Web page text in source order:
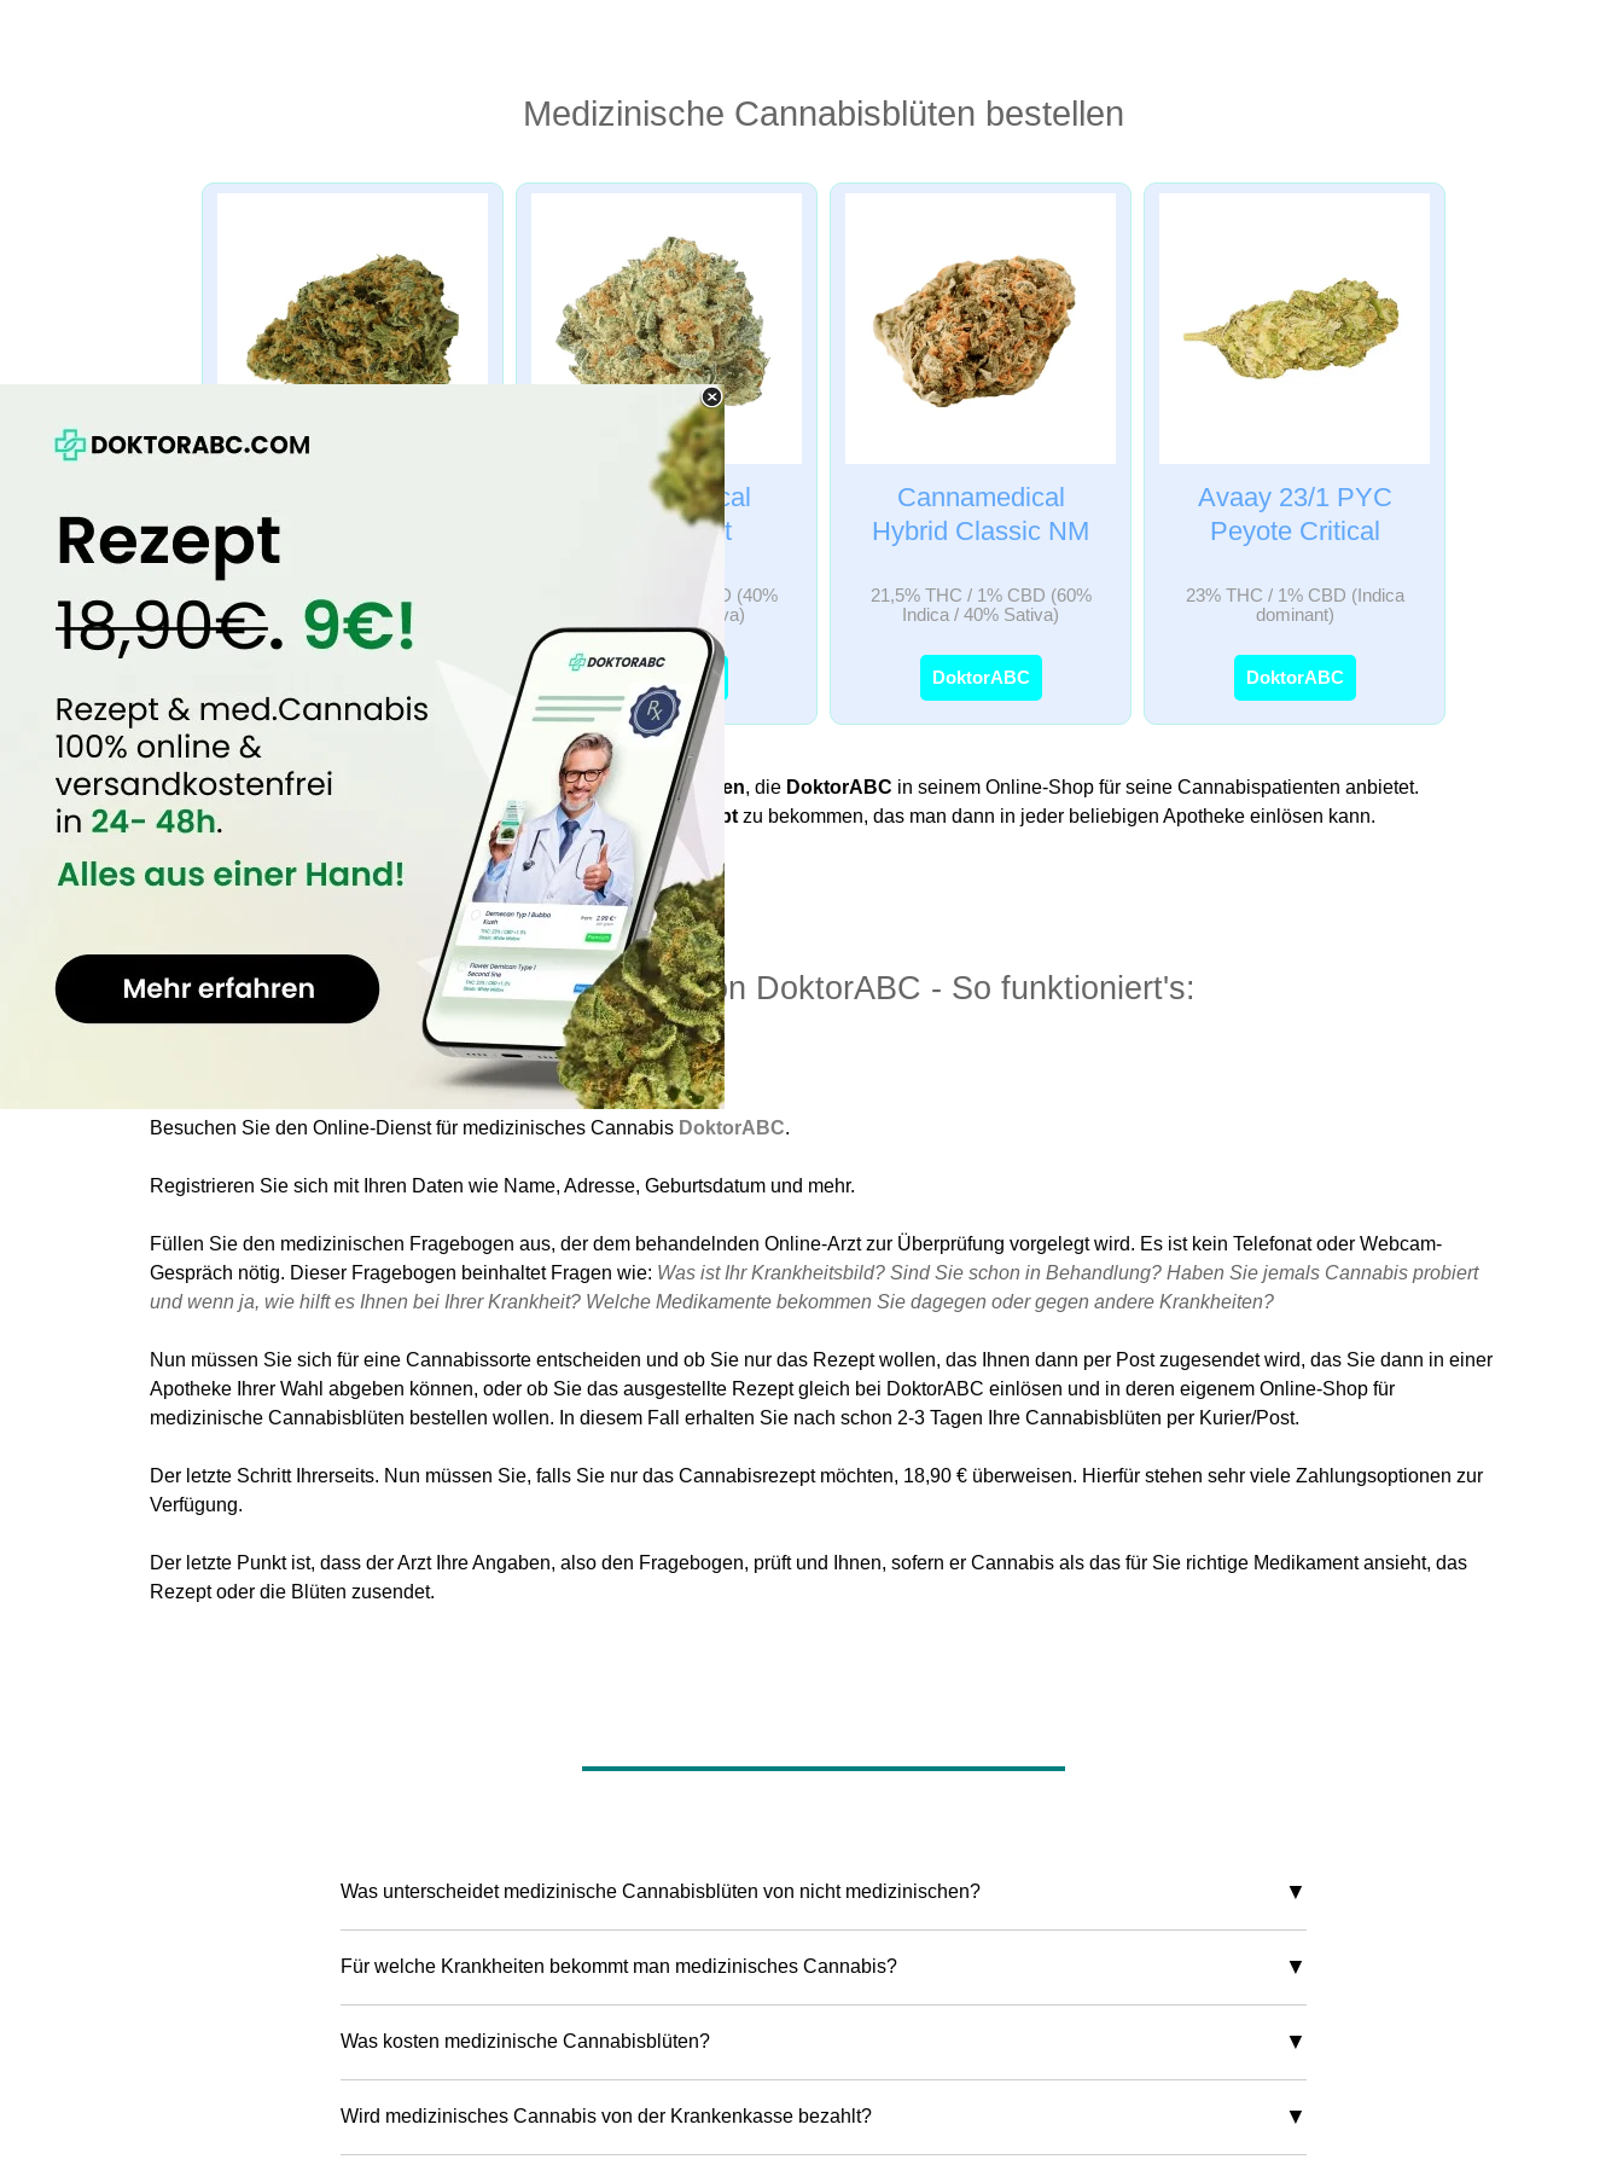
Medizinische Cannabisblüten bestellen
23% THC / 1% CBD (Indica
dominant)
Cannamedical
Sative light
16,5% THC / 1% CBD (40%
Indica / 60% Sativa)
DoktorABC
Cannamedical
Hybrid Classic NM
21,5% THC / 1% CBD (60%
Indica / 40% Sativa)
DoktorABC
Avaay 23/1 PYC
Peyote Critical
23% THC / 1% CBD (Indica
dominant)
DoktorABC
Dies sind nur einige wenige medizinische Cannabissorten, die DoktorABC in seinem Online-Shop für seine Cannabispatienten anbietet.
Natürlich ist es auch möglich, nur einCannabisrezeptzu bekommen, das man dann in jeder beliebigen Apotheke einlösen kann.
Cannabisrezept von DoktorABC - So funktioniert's:
Besuchen Sie den Online-Dienst für medizinisches Cannabis DoktorABC.
Registrieren Sie sich mit Ihren Daten wie Name, Adresse, Geburtsdatum und mehr.
Füllen Sie den medizinischen Fragebogen aus, der dem behandelnden Online-Arzt zur Überprüfung vorgelegt wird. Es ist kein Telefonat oder Webcam-
Gespräch nötig. Dieser Fragebogen beinhaltet Fragen wie: Was ist Ihr Krankheitsbild? Sind Sie schon in Behandlung? Haben Sie jemals Cannabis probiert
und wenn ja, wie hilft es Ihnen bei Ihrer Krankheit? Welche Medikamente bekommen Sie dagegen oder gegen andere Krankheiten?
Nun müssen Sie sich für eine Cannabissorte entscheiden und ob Sie nur das Rezept wollen, das Ihnen dann per Post zugesendet wird, das Sie dann in einer
Apotheke Ihrer Wahl abgeben können, oder ob Sie das ausgestellte Rezept gleich bei DoktorABC einlösen und in deren eigenem Online-Shop für
medizinische Cannabisblüten bestellen wollen. In diesem Fall erhalten Sie nach schon 2-3 Tagen Ihre Cannabisblüten per Kurier/Post.
Der letzte Schritt Ihrerseits. Nun müssen Sie, falls Sie nur das Cannabisrezept möchten, 18,90 € überweisen. Hierfür stehen sehr viele Zahlungsoptionen zur
Verfügung.
Der letzte Punkt ist, dass der Arzt Ihre Angaben, also den Fragebogen, prüft und Ihnen, sofern er Cannabis als das für Sie richtige Medikament ansieht, das
Rezept oder die Blüten zusendet.
Was unterscheidet medizinische Cannabisblüten von nicht medizinischen?
Für welche Krankheiten bekommt man medizinisches Cannabis?
Was kosten medizinische Cannabisblüten?
Wird medizinisches Cannabis von der Krankenkasse bezahlt?